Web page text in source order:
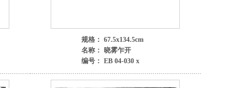
规格： 67.5x134.5cm
名称： 晓雾乍开
编号： EB 04-030 x